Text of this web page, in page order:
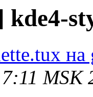
kde4-
на
MSK